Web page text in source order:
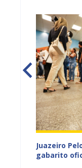
Juazeiro
gabarito